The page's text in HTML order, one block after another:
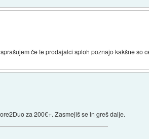
če te prodajalci sploh poznajo kakšne so
za 200€+. Zasmejiš se in greš dalje.